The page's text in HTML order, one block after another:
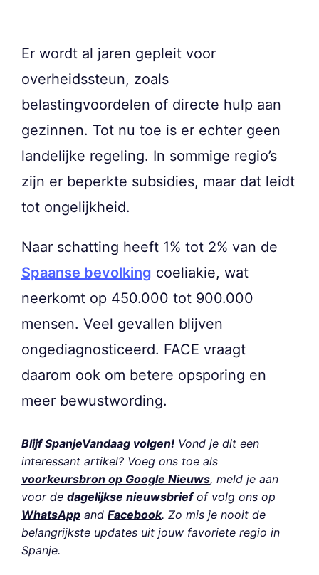
Er wordt al jaren gepleit voor
overheidssteun, zoals
belastingvoordelen of directe hulp aan
gezinnen. Tot nu toe is er echter geen
landelijke regeling. In sommige regio’s
zijn er beperkte subsidies, maar dat leidt
tot ongelijkheid.
Naar schatting heeft 1% tot 2% van de
Spaanse bevolking coeliakie, wat
neerkomt op 450.000 tot 900.000
mensen. Veel gevallen blijven
ongediagnosticeerd. FACE vraagt
daarom ook om betere opsporing en
meer bewustwording.
Blijf SpanjeVandaag volgen! Vond je dit een
interessant artikel? Voeg ons toe als
voorkeursbron op Google Nieuws, meld je aan
voor de dagelijkse nieuwsbriefof volg ons op
WhatsApp and Facebook. Zo mis je nooit de
belangrijkste updates uit jouw favoriete regio in
Spanje.